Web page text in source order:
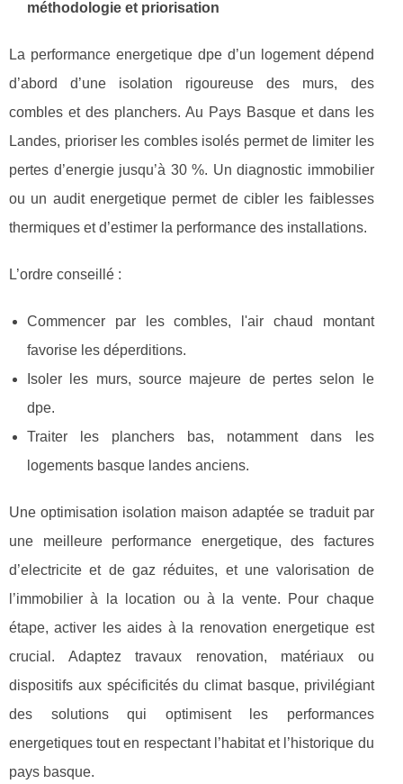
méthodologie et priorisation
La performance energetique dpe d’un logement dépend
d’abord d’une isolation rigoureuse des murs, des
combles et des planchers. Au Pays Basque et dans les
Landes, prioriser les combles isolés permet de limiter les
pertes d’energie jusqu’à 30 %. Un diagnostic immobilier
ou un audit energetique permet de cibler les faiblesses
thermiques et d’estimer la performance des installations.
L’ordre conseillé :
Commencer par les combles, l'air chaud montant
favorise les déperditions.
Isoler les murs, source majeure de pertes selon le
dpe.
Traiter les planchers bas, notamment dans les
logements basque landes anciens.
Une optimisation isolation maison adaptée se traduit par
une meilleure performance energetique, des factures
d’electricite et de gaz réduites, et une valorisation de
l’immobilier à la location ou à la vente. Pour chaque
étape, activer les aides à la renovation energetique est
crucial. Adaptez travaux renovation, matériaux ou
dispositifs aux spécificités du climat basque, privilégiant
des solutions qui optimisent les performances
energetiques tout en respectant l’habitat et l’historique du
pays basque.